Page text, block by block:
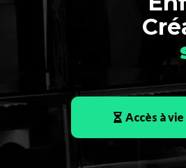
Accès à vie